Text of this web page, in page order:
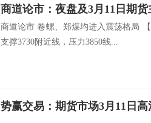
商道论市：夜盘及3月11日期
商道论市 卷螺、郑煤均进入震荡格局
支撑3730附近线，压力3850线...
势赢交易：期货市场3月11日